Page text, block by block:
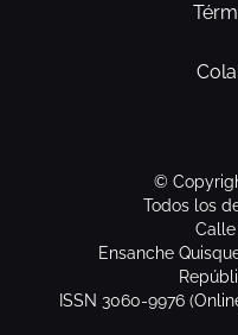
©
Todos los
Ensanche
ISSN 3060-9976